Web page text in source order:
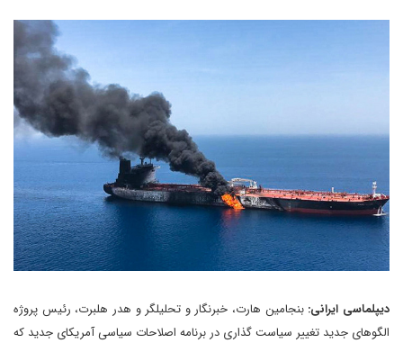
دیپلماسی ایرانی: بنجامین هارت، خبرنگار و تحلیلگر و هدر هلبرت، رئیس پروژه
الگوهای جدید تغییر سیاست گذاری در برنامه اصلاحات سیاسی آمریکای جدید که